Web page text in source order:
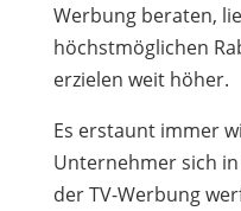
Werbung beraten,
höchstmöglichen
erzielen weit höher.
Es erstaunt immer
Unternehmer sich
der TV-Werbung